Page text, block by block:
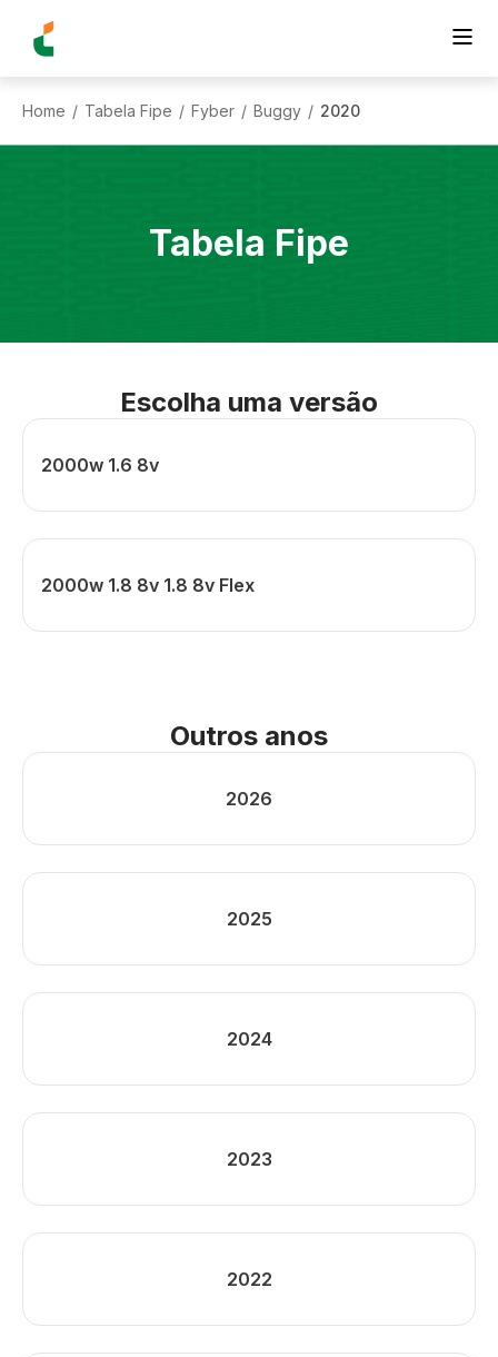
Home / Tabela Fipe / Fyber / Buggy / 2020
Tabela Fipe
Escolha uma versão
2000w 1.6 8v
2000w 1.8 8v 1.8 8v Flex
Outros anos
2026
2025
2024
2023
2022